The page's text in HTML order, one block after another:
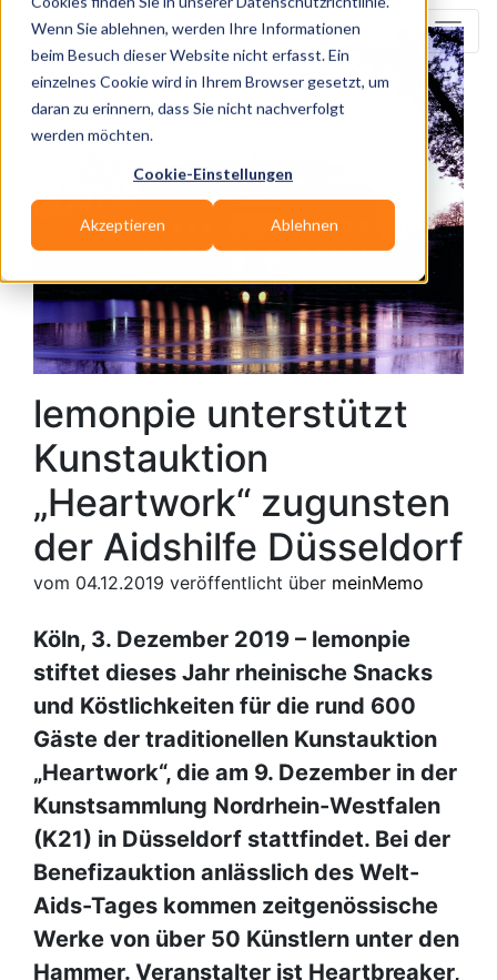
Wenn Sie ablehnen, werden Ihre Informationen
beim Besuch dieser Website nicht erfasst. Ein
einzelnes Cookie wird in Ihrem Browser gesetzt, um
daran zu erinnern, dass Sie nicht nachverfolgt
werden möchten.
Cookie-Einstellungen
Akzeptieren Ablehnen
zurück zur News-Übersicht
lemonpie unterstützt
Kunstauktion
„Heartwork“ zugunsten
der Aidshilfe Düsseldorf
vom 04.12.2019 veröffentlicht über meinMemo
Köln, 3. Dezember 2019 – lemonpie
stiftet dieses Jahr rheinische Snacks
und Köstlichkeiten für die rund 600
Gäste der traditionellen Kunstauktion
„Heartwork“, die am 9. Dezember in der
Kunstsammlung Nordrhein-Westfalen
(K21) in Düsseldorf stattfindet. Bei der
Benefizauktion anlässlich des Welt-
Aids-Tages kommen zeitgenössische
Werke von über 50 Künstlern unter den
Hammer. Veranstalter ist Heartbreaker,